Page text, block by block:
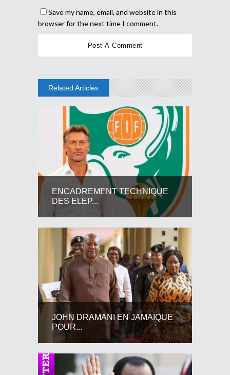
Save my name, email, and website in this
browser for the next time I comment.
Related Articles
ENCADREMENT TECHNIQUE
DES ELEP...
JOHN DRAMANI EN JAMAIQUE
POUR...